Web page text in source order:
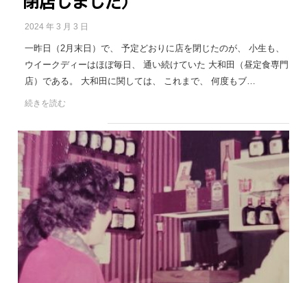
2024 年 3 月 3 日
一昨日（2月末日）で、 予定どおりに店を閉じたのが、 小生も、
ウイークディーはほぼ毎日、 通い続けていた 大和田（昼定食専門
店）である。 大和田に関しては、 これまで、 何度もブ…
続きを読む